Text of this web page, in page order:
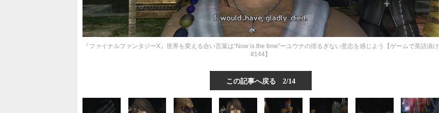
『ファイナルファンタジーX』世界を変える合い言葉は“Now is the time”ーユウナの揺るぎない意志を感じよう【ゲームで英語漬け
#144】
この記事へ戻る 2/14